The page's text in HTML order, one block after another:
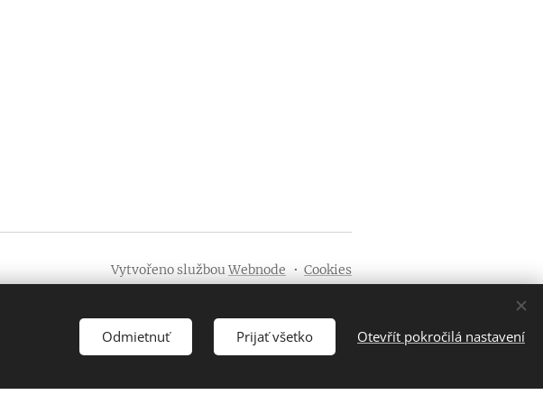
Vytvořeno službouWebnode Cookies
Odmietnuť Prijať všetko Otevřít pokročilá nastavení